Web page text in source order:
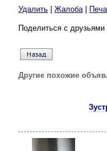
Удалить Жалоба|
Поделиться с
Другие похожие